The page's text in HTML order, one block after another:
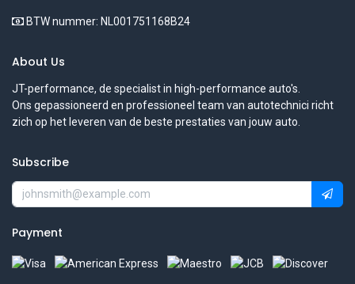
BTW nummer: NL001751168B24
About Us
JT-performance, de specialist in high-performance auto's.
Ons gepassioneerd en professioneel team van autotechnici richt
zich op het leveren van de beste prestaties van jouw auto.
Subscribe
Payment